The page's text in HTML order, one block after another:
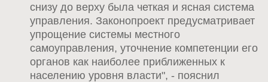
снизу до верху была четкая и ясная система
управления. Законопроект предусматривает
упрощение системы местного
самоуправления, уточнение компетенции его
органов как наиболее приближенных к
населению уровня власти", - пояснил